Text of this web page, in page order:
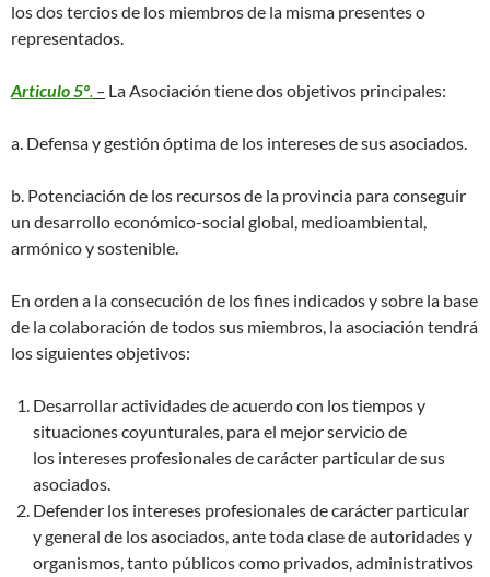
los dos tercios de los miembros de la misma presentes o
representados.
Articulo 5º. – La Asociación tiene dos objetivos principales:
a. Defensa y gestión óptima de los intereses de sus asociados.
b. Potenciación de los recursos de la provincia para conseguir
un desarrollo económico-social global, medioambiental,
armónico y sostenible.
En orden a la consecución de los fines indicados y sobre la base
de la colaboración de todos sus miembros, la asociación tendrá
los siguientes objetivos:
Desarrollar actividades de acuerdo con los tiempos y
situaciones coyunturales, para el mejor servicio de
los intereses profesionales de carácter particular de sus
asociados.
Defender los intereses profesionales de carácter particular
y general de los asociados, ante toda clase de autoridades y
organismos, tanto públicos como privados, administrativos